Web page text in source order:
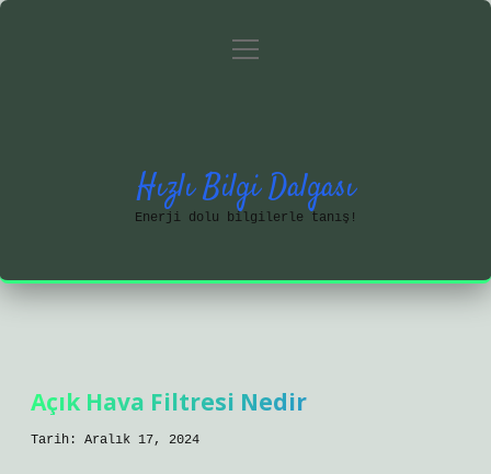
Gizlilik Politikası
menüyü
Hızlı Bilgi Dalgası
Enerji dolu bilgilerle tanış!
Açık Hava Filtresi Nedir
Tarih: Aralık 17, 2024